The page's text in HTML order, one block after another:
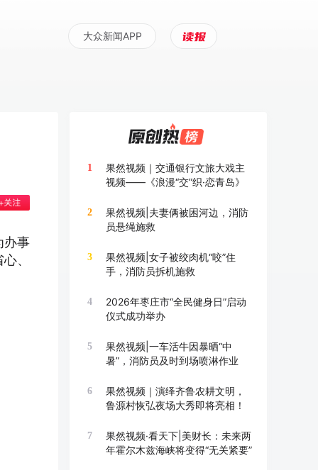
大众新闻APP
办事
、
1
果然视频｜交通银行文旅大戏主
视频——《浪漫“交”织·恋青岛》
2
果然视频|夫妻俩被困河边，消防
员悬绳施救
3
果然视频|女子被绞肉机“咬”住
手，消防员拆机施救
4
2026年枣庄市“全民健身日”启动
仪式成功举办
5
果然视频|一车活牛因暴晒“中
暑”，消防员及时到场喷淋作业
6
果然视频｜演绎齐鲁农耕文明，
鲁源村恢弘夜场大秀即将亮相！
7
果然视频·看天下|美财长：未来两
年霍尔木兹海峡将变得“无关紧要”